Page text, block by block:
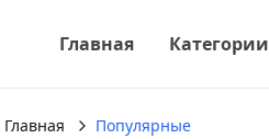
Главная Категории
Главная Популярные